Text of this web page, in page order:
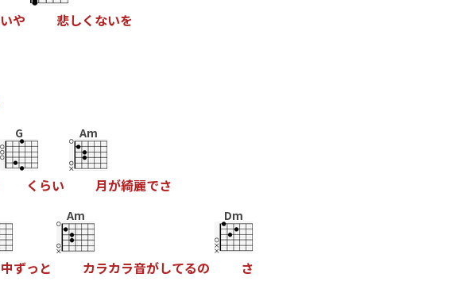
いや 悲しく ないを
G
く らい
Am
月が綺麗でさ
中ずっ と
Am
カラカラ音がしてるの
Dm
さ